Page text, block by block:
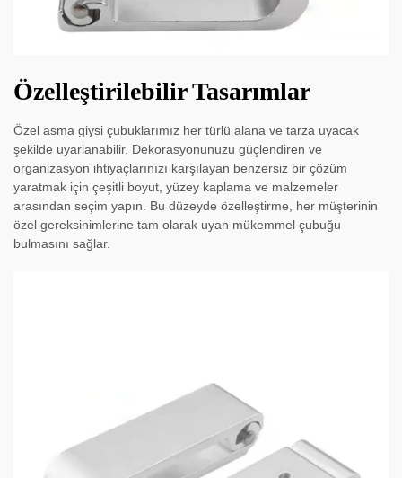
Özelleştirilebilir Tasarımlar
Özel asma giysi çubuklarımız her türlü alana ve tarza uyacak
şekilde uyarlanabilir. Dekorasyonunuzu güçlendiren ve
organizasyon ihtiyaçlarınızı karşılayan benzersiz bir çözüm
yaratmak için çeşitli boyut, yüzey kaplama ve malzemeler
arasından seçim yapın. Bu düzeyde özelleştirme, her müşterinin
özel gereksinimlerine tam olarak uyan mükemmel çubuğu
bulmasını sağlar.